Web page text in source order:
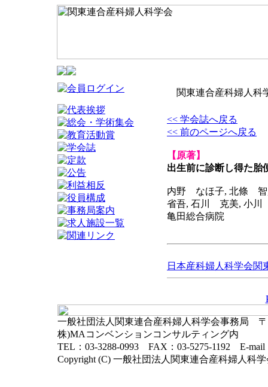
関東連合産科婦人科
<< 学会誌へ戻る
<< 前のページへ戻る
【原著】
出生前に診断し得た胎
内野 なほ子, 北條
省吾, 石川 克美, 小
亀田総合病院
日本産科婦人科学会関
一般社団法人関東連合産科婦人科学会事務局 〒
株)MAコンベンションコンサルティング内
TEL：03-3288-0993 FAX：03-5275-1192 E-mail
Copyright (C) 一般社団法人関東連合産科婦人科